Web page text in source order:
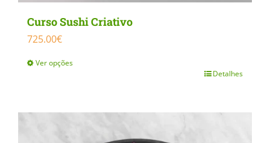
Curso Sushi Criativo
725.00€
Ver opções
has
Detalhes